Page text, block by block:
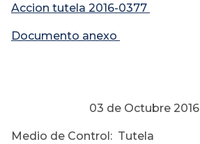
Accion tutela 2016-0377
Documento anexo
03 de Octubre 2016
Medio de Control: Tutela